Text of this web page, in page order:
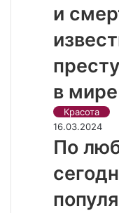
и
в мире
Красота
16.03.2024
По